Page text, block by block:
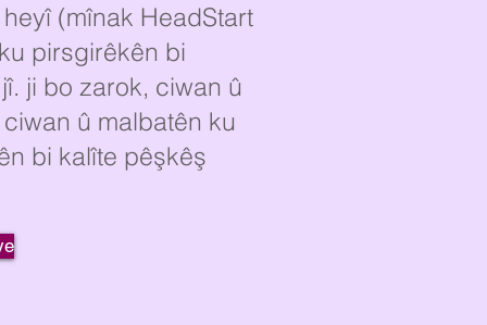
(mînak HeadStart
pirsgirêkên bi
ji bo zarok, ciwan û
û malbatên ku
bi kalîte pêşkêş